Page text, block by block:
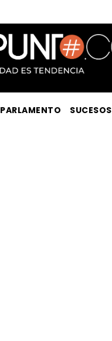
PARLAMENTO SUCESOS